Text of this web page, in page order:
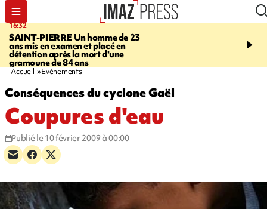
16:32
SAINT-PIERREUn homme de 23
ans mis en examen et placé en
détention après la mort d'une
gramoune de 84 ans
21:08
et Turquie scellent un
Accueil Evénements
Conséquences du cyclone Gaël
Coupures d'eau
Publié le 10 février 2009 à 00:00